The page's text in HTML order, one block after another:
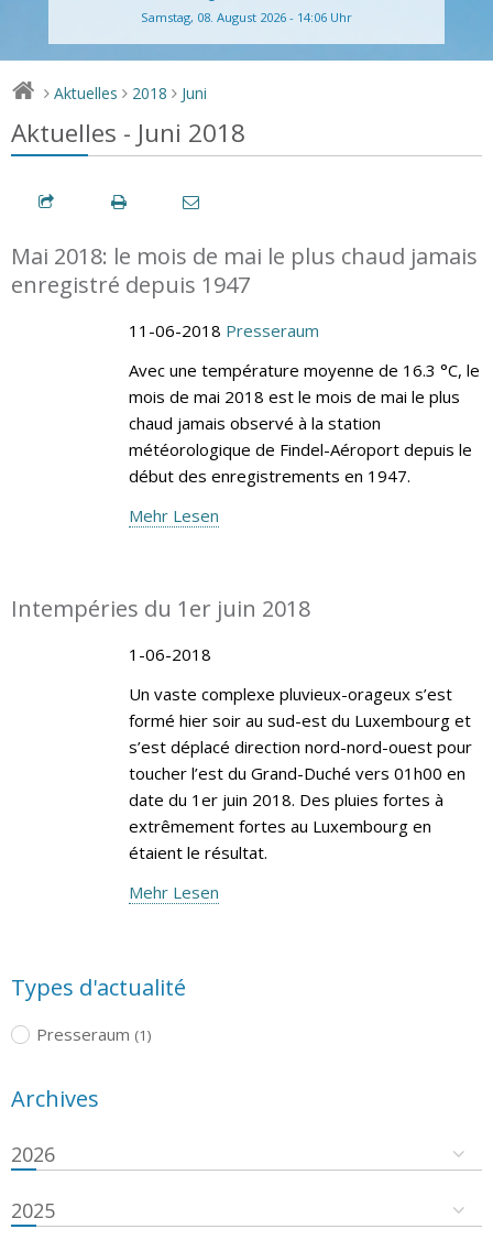
Samstag, 08. August 2026 - 14:06 Uhr
> Aktuelles > 2018 > Juni
Aktuelles - Juni 2018
Mai 2018: le mois de mai le plus chaud jamais
enregistré depuis 1947
11-06-2018 Presseraum
Avec une température moyenne de 16.3 °C, le
mois de mai 2018 est le mois de mai le plus
chaud jamais observé à la station
météorologique de Findel-Aéroport depuis le
début des enregistrements en 1947.
Mehr Lesen
Intempéries du 1er juin 2018
1-06-2018
Un vaste complexe pluvieux-orageux s’est
formé hier soir au sud-est du Luxembourg et
s’est déplacé direction nord-nord-ouest pour
toucher l’est du Grand-Duché vers 01h00 en
date du 1er juin 2018. Des pluies fortes à
extrêmement fortes au Luxembourg en
étaient le résultat.
Mehr Lesen
Types d'actualité
Presseraum (1)
Archives
2026
2025